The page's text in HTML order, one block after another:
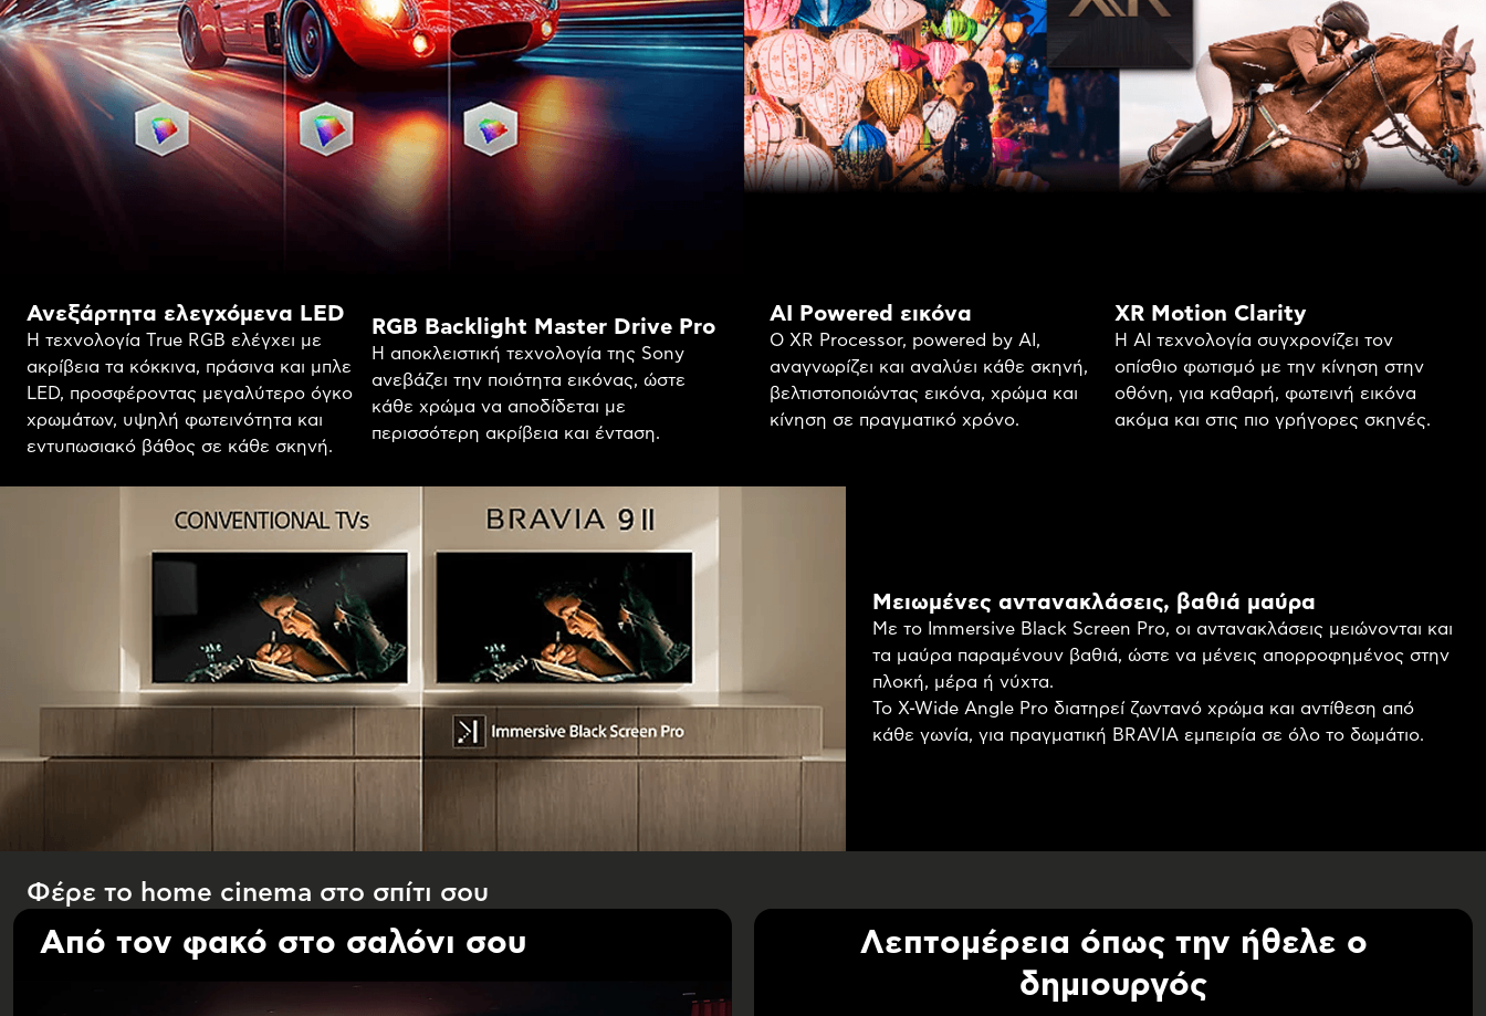
Ανεξάρτητα ελεγχόμενα LED
Η τεχνολογία True RGB ελέγχει με
ακρίβεια τα κόκκινα, πράσινα και μπλε
LED, προσφέροντας μεγαλύτερο όγκο
χρωμάτων, υψηλή φωτεινότητα και
εντυπωσιακό βάθος σε κάθε σκηνή.
RGB Backlight Master Drive Pro
Η αποκλειστική τεχνολογία της Sony
ανεβάζει την ποιότητα εικόνας, ώστε
κάθε χρώμα να αποδίδεται με
περισσότερη ακρίβεια και ένταση.
AI Powered εικόνα
Ο XR Processor, powered by AI,
αναγνωρίζει και αναλύει κάθε σκηνή,
βελτιστοποιώντας εικόνα, χρώμα και
κίνηση σε πραγματικό χρόνο.
XR Motion Clarity
Η AI τεχνολογία συγχρονίζει τον
οπίσθιο φωτισμό με την κίνηση στην
οθόνη, για καθαρή, φωτεινή εικόνα
ακόμα και στις πιο γρήγορες σκηνές.
Μειωμένες αντανακλάσεις, βαθιά μαύρα
Με το Immersive Black Screen Pro, οι αντανακλάσεις μειώνονται και
τα μαύρα παραμένουν βαθιά, ώστε να μένεις απορροφημένος στην
πλοκή, μέρα ή νύχτα.
Το X-Wide Angle Pro διατηρεί ζωντανό χρώμα και αντίθεση από
κάθε γωνία, για πραγματική BRAVIA εμπειρία σε όλο το δωμάτιο.
Φέρε το home cinema στο σπίτι σου
Από τον φακό στο σαλόνι σου
Λεπτομέρεια όπως την ήθελε ο
δημιουργός